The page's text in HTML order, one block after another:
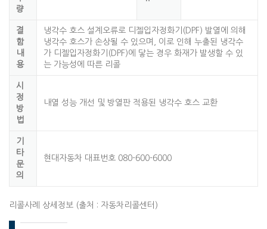
량
결
함
내
용
냉각수 호스 설계오류로 디젤입자정화기(DPF) 발열에 의해
냉각수 호스가 손상될 수 있으며, 이로 인해 누출된 냉각수
가 디젤입자정화기(DPF)에 닿는 경우 화재가 발생할 수 있
는 가능성에 따른 리콜
시
정
방
법
내열 성능 개선 및 방열판 적용된 냉각수 호스 교환
기
타
문
의
현대자동차 대표번호 080-600-6000
리콜사례 상세정보 (출처 : 자동차리콜센터)